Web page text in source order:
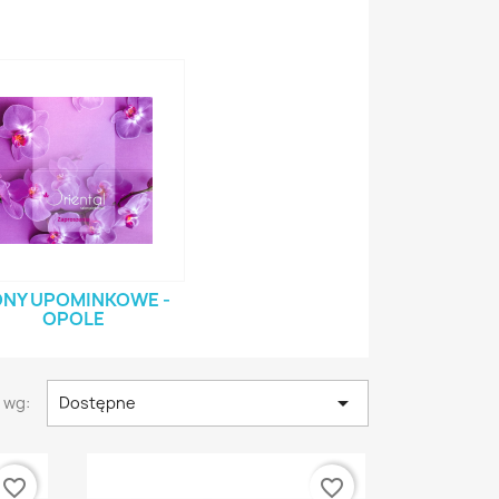
UPOMINKOWE -
OPOLE
Dostępne 
favorite_border favorite_border